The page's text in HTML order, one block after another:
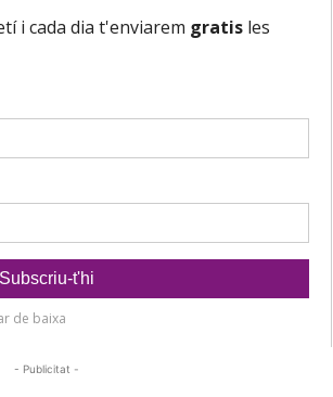
- Publicitat -